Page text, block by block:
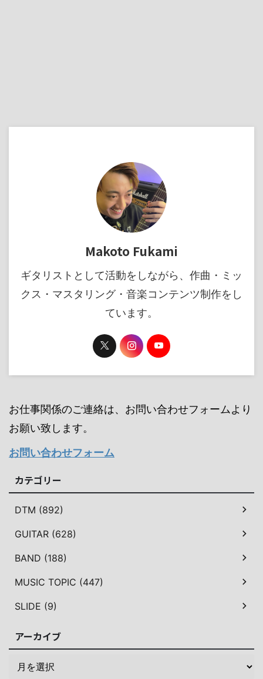
Makoto Fukami
ギタリストとして活動をしながら、作曲・ミッ
クス・マスタリング・音楽コンテンツ制作をし
ています。
お仕事関係のご連絡は、お問い合わせフォームより
お願い致します。
お問い合わせフォーム
カテゴリー
DTM (892)
GUITAR (628)
BAND (188)
MUSIC TOPIC (447)
SLIDE (9)
アーカイブ